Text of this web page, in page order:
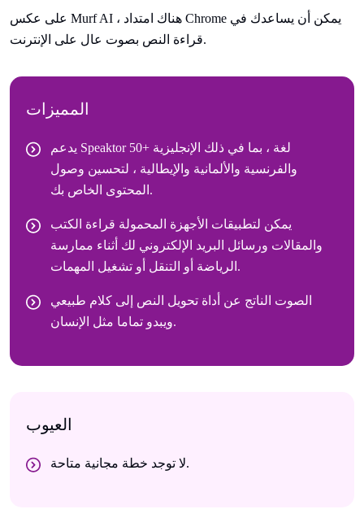
على عكس Murf AI ، هناك امتداد Chrome يمكن أن يساعدك في
قراءة النص بصوت عال على الإنترنت.
المميزات
يدعم Speaktor 50+ لغة ، بما في ذلك الإنجليزية
والفرنسية والألمانية والإيطالية ، لتحسين وصول
المحتوى الخاص بك.
يمكن لتطبيقات الأجهزة المحمولة قراءة الكتب
والمقالات ورسائل البريد الإلكتروني لك أثناء ممارسة
الرياضة أو التنقل أو تشغيل المهمات.
الصوت الناتج عن أداة تحويل النص إلى كلام طبيعي
ويبدو تماما مثل الإنسان.
العيوب
لا توجد خطة مجانية متاحة.